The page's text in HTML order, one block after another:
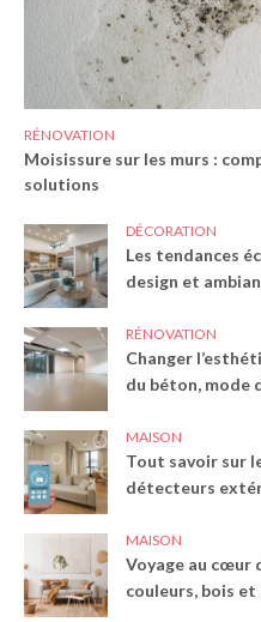
RÉNOVATION
Moisissure sur les murs :
solutions
DÉCORATION
Les tendances
design et
RÉNOVATION
Changer
du béton, mode
MAISON
Tout savoir sur
détecteurs
MAISON
Voyage au cœur
couleurs, bois et